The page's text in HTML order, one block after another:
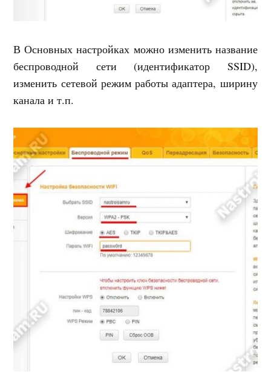
В Основных настройках можно изменить название
беспроводной сети (идентификатор SSID),
изменить сетевой режим работы адаптера, ширину
канала и т.п.